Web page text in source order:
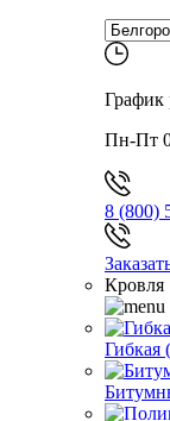
График
Пн-Пт
8 (800)
Кровля
Гибкая